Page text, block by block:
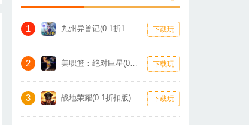
1 九州异兽记(0.1折1W免费版) 下载玩
2 美职篮：绝对巨星(0.1折卡牌) 下载玩
3 战地荣耀(0.1折扣版) 下载玩